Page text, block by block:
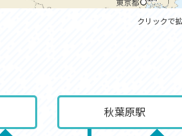
クリックで
秋葉原駅